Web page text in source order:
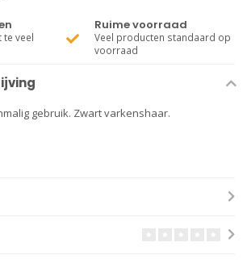
te veel
Ruime voorraad
Veel producten standaard op
voorraad
gebruik. Zwart varkenshaar.